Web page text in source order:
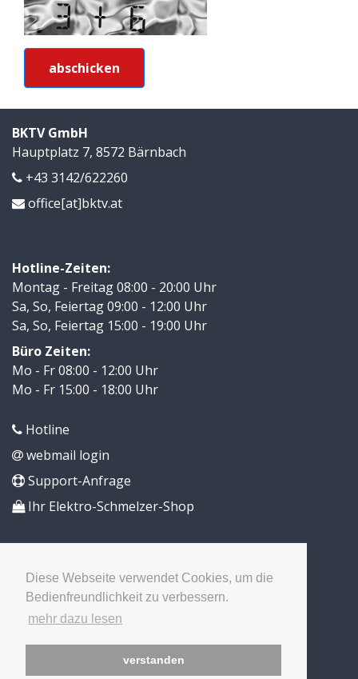
Diese Webseite verwendet Cookies, um die
Bedienfreundlichkeit zu verbessern.
mehr dazu lesen
verstanden
BKTV GmbH
Hauptplatz 7, 8572 Bärnbach
+43 3142/622260
office[at]bktv.at
Hotline-Zeiten:
Montag - Freitag 08:00 - 20:00 Uhr
Sa, So, Feiertag 09:00 - 12:00 Uhr
Sa, So, Feiertag 15:00 - 19:00 Uhr
Büro Zeiten:
Mo - Fr 08:00 - 12:00 Uhr
Mo - Fr 15:00 - 18:00 Uhr
Hotline
webmail login
Support-Anfrage
Ihr Elektro-Schmelzer-Shop